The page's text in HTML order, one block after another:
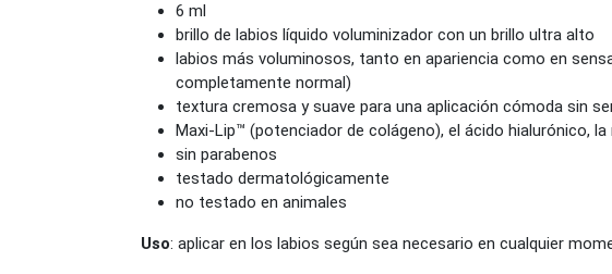
6 ml
brillo de labios líquido voluminizador con un brillo ultra alto
labios más voluminosos, tanto en apariencia como en
completamente normal)
textura cremosa y suave para una aplicación cómoda sin
Maxi-Lip™ (potenciador de colágeno), el ácido hialurónico,
sin parabenos
testado dermatológicamente
no testado en animales
Uso: aplicar en los labios según sea necesario en cualquier